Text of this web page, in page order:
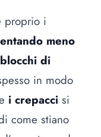
proprio i
meno
di
in modo
i crepacci si
come stiano